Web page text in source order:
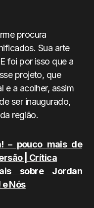
procura
Sua arte
foi por isso que a
projeto, que
e a acolher, assim
ser inaugurado,
região.
– pouco mais de
| Crítica
sobre Jordan
Nós